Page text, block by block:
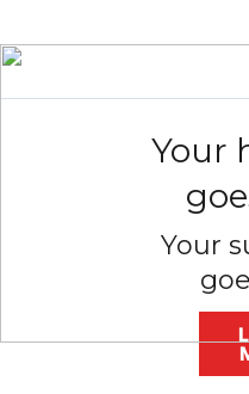
contenido
principal
pie
de
Your
Your